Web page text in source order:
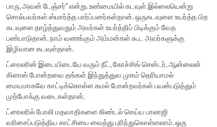
பாரு, அவன் டேஞ்சர்” என்று. உண்மையில் கடவுள் இல்லையென்று
சொல்பவர்கள் ஸ்மார்த்த பார்ப்பனர்கள்தான். ஒருகடவுளை உயர்த்த பிற
கடவுளை தாழ்த்துவதும் அவர்கள் உயர்த்திப் பிடிக்கும் வேத
பண்பாடுதான். நாம் வணங்கும் அம்மன்கள் கூட அவர்களுக்கு
இழிவான கடவுள்தான்.
ட்ரைலரின் இடையிடையே வரும் நீட், கோச்சிங் சென்டர், ஆன்லைன்
கிளாஸ் போன்றவை தங்கள் இந்துத்துவ முகம் தெரியாமல்
மையமாகவே காட்டிக்கொள்ள கமல் போன்றவர்கள் பயன்படுத்தும்
முற்போக்கு வடைகள்தான்.
ட்ரைலரில் போலி மதவாதிகளை கிண்டல் செய்ய பாலாஜி
வரிசைப்படுத்திய காட்சியை வைத்து புரிந்துகொள்ளலாம். ஒரு